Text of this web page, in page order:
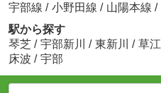
宇部線 / 小野田線 / 山陽本線 /
駅から探す
琴芝 / 宇部新川 / 東新川 / 草江
床波 / 宇部